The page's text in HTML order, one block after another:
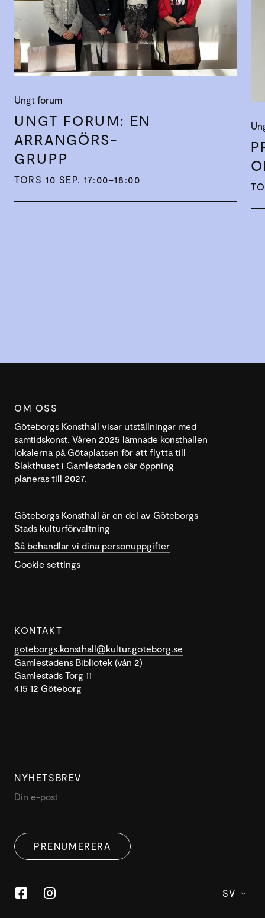
Ungt forum
UNGT FORUM: EN
ARRANGÖRS­
GRUPP
TORS 10 SEP. 17:00–18:00
OM OSS
Göteborgs Konsthall visar utställningar med
samtidskonst. Våren 2025 lämnade konsthallen
lokalerna på Götaplatsen för att flytta till
Slakthuset i Gamlestaden där öppning
planeras till 2027.
Göteborgs Konsthall är en del av Göteborgs
Stads kulturförvaltning
Så behandlar vi dina personuppgifter
Cookie settings
KONTAKT
goteborgs.konsthall@kultur.goteborg.se
Gamlestadens Bibliotek (vån 2)
Gamlestads Torg 11
415 12 Göteborg
NYHETSBREV
PRENUMERERA
SV
COOKIES
webbplats samtycker du till alla cookies i enlighet med
vår cookiepolicy.